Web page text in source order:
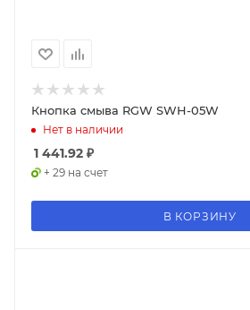
Кнопка смыва RGW SWH-05W
Нет в наличии
1 441.92 ₽
+ 29 на счет
В КОРЗИНУ